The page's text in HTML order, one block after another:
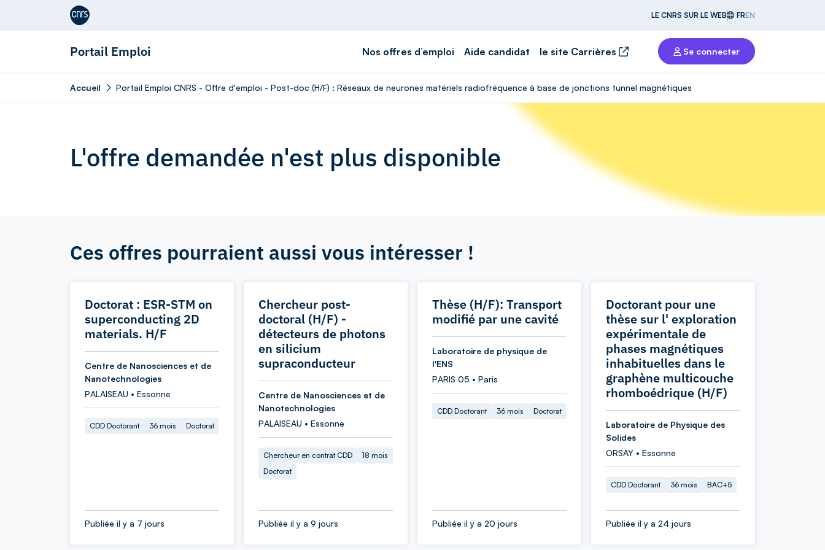
Aller au contenu
LE CNRS SUR LE WEB FREN
Portail Emploi Nos offres d’emploi Aide candidat le site Carrières Se connecter
Accueil Portail Emploi CNRS - Offre d'emploi - Post-doc (H/F) : Réseaux de neurones matériels radiofréquence à base de jonctions tunnel magnétiques
L'offre demandée n'est plus disponible
Ces offres pourraient aussi vous intéresser !
Doctorat : ESR-STM on
superconducting 2D
materials. H/F
Centre de Nanosciences et de
Nanotechnologies
PALAISEAU • Essonne
CDD Doctorant 36 mois Doctorat
Publiée il y a 7 jours
Chercheur post-
doctoral (H/F) -
détecteurs de photons
en silicium
supraconducteur
Centre de Nanosciences et de
Nanotechnologies
PALAISEAU • Essonne
Chercheur en contrat CDD
18 mois
Doctorat
Publiée il y a 9 jours
Thèse (H/F): Transport
modifié par une cavité
Laboratoire de physique de
l'ENS
PARIS 05 • Paris
CDD Doctorant 36 mois Doctorat
Publiée il y a 20 jours
Doctorant pour une
thèse sur l' exploration
expérimentale de
phases magnétiques
inhabituelles dans le
graphène multicouche
rhomboédrique (H/F)
Laboratoire de Physique des
Solides
ORSAY • Essonne
CDD Doctorant 36 mois BAC+5
Publiée il y a 24 jours